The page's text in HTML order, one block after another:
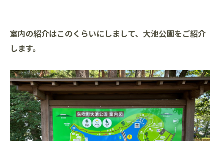
室内の紹介はこのくらいにしまして、大池公園をご紹介
します。